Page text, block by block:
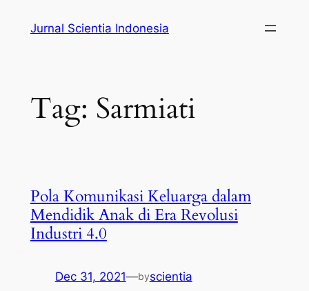
Jurnal Scientia Indonesia
Tag: Sarmiati
Pola Komunikasi Keluarga dalam
Mendidik Anak di Era Revolusi
Industri 4.0
Dec 31, 2021—byscientia